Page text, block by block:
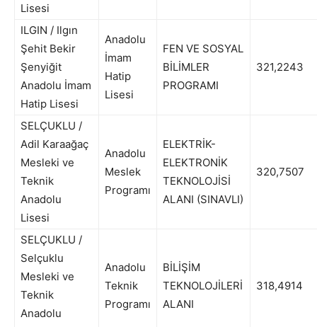
Lisesi
ILGIN / Ilgın
Şehit Bekir
Şenyiğit
Anadolu İmam
Hatip Lisesi
Anadolu
İmam
Hatip
Lisesi
FEN VE SOSYAL
BİLİMLER
PROGRAMI
321,2243
SELÇUKLU /
Adil Karaağaç
Mesleki ve
Teknik
Anadolu
Lisesi
Anadolu
Meslek
Programı
ELEKTRİK-
ELEKTRONİK
TEKNOLOJİSİ
ALANI (SINAVLI)
320,7507
SELÇUKLU /
Selçuklu
Mesleki ve
Teknik
Anadolu
Anadolu
Teknik
Programı
BİLİŞİM
TEKNOLOJİLERİ
ALANI
318,4914